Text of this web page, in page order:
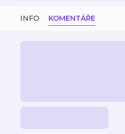
INFO KOMENTÁŘE